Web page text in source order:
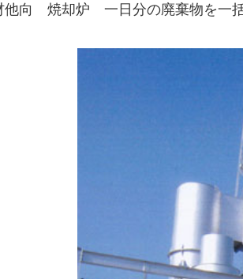
他向 焼却炉 一日分の廃棄物を一